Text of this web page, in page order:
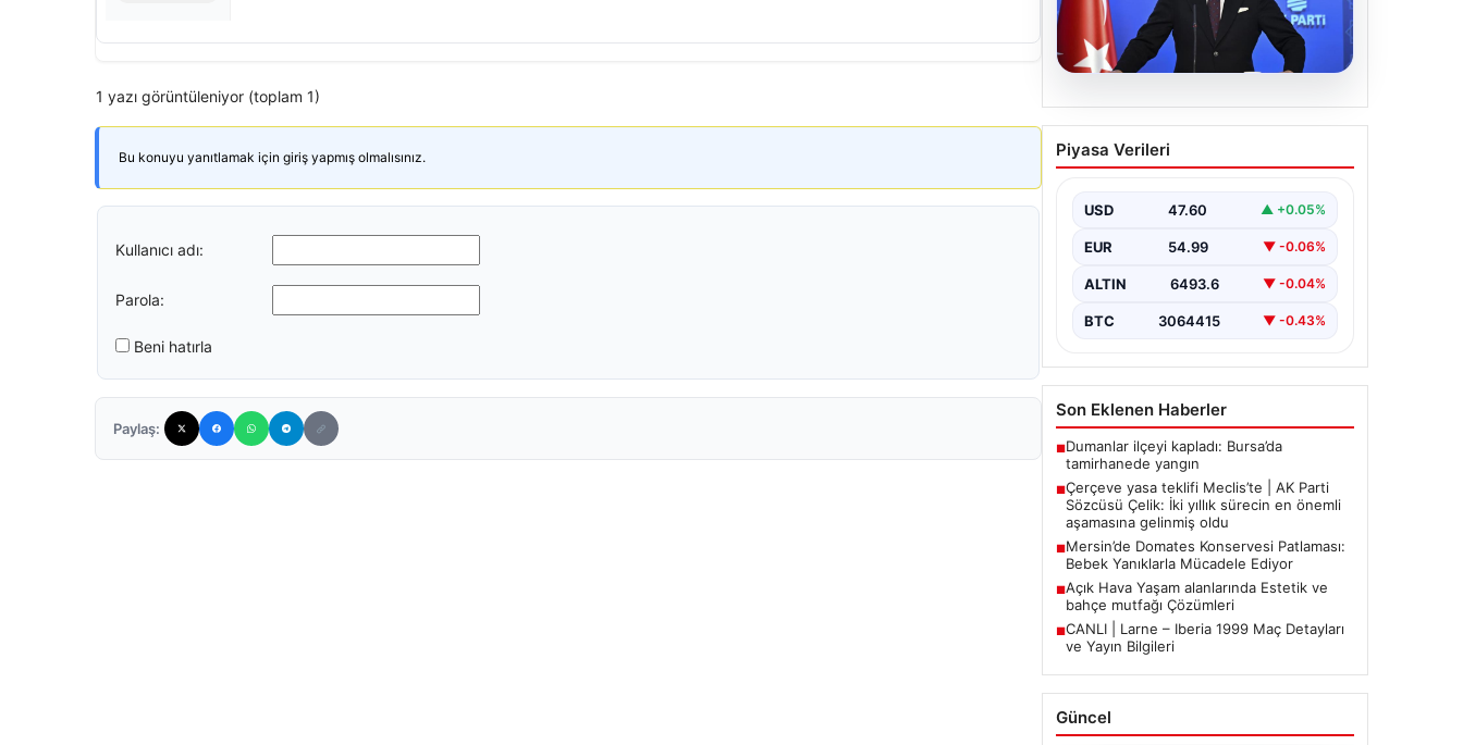
1 yazı görüntüleniyor (toplam 1)
Bu konuyu yanıtlamak için giriş yapmış olmalısınız.
Kullanıcı adı:
Parola:
Beni hatırla
Paylaş:
Çerçeve yasa teklifi
Meclis’te | AK Parti
sürecin en önemli
aşamasına gelinmiş oldu
Piyasa Verileri
USD 47.60 ▲ +0.05%
EUR 54.99 ▼ -0.06%
ALTIN 6493.6 ▼ -0.04%
BTC 3064415 ▼ -0.43%
Son Eklenen Haberler
■Dumanlar ilçeyi kapladı: Bursa’da
tamirhanede yangın
■Çerçeve yasa teklifi Meclis’te | AK Parti
Sözcüsü Çelik: İki yıllık sürecin en önemli
aşamasına gelinmiş oldu
■Mersin’de Domates Konservesi Patlaması:
Bebek Yanıklarla Mücadele Ediyor
■Açık Hava Yaşam alanlarında Estetik ve
bahçe mutfağı Çözümleri
■CANLI | Larne – Iberia 1999 Maç Detayları
ve Yayın Bilgileri
Güncel